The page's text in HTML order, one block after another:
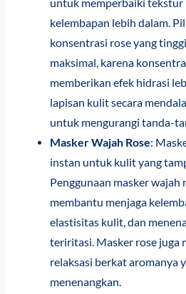
untuk memperbaiki
kelembapan lebih dalam.
konsentrasi rose yang
maksimal, karena
memberikan efek hidrasi
lapisan kulit secara
untuk mengurangi tanda-
Masker Wajah Rose:
instan untuk kulit yang
Penggunaan masker wajah
membantu menjaga
elastisitas kulit, dan
teriritasi. Masker rose juga
relaksasi berkat aromanya
menenangkan.